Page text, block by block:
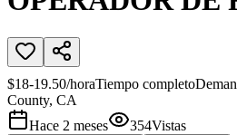
$18-19.50/horaTiempo completo
County, CA
Hace 2 meses
354Vistas